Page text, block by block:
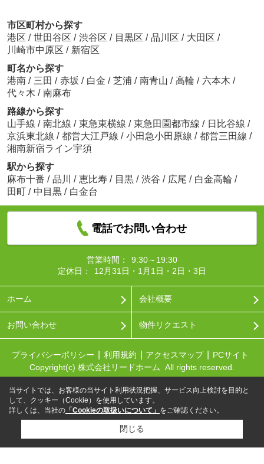
市区町村から探す
港区 / 世田谷区 / 渋谷区 / 目黒区 / 品川区 / 大田区 /
川崎市中原区 / 新宿区
町名から探す
港南 / 三田 / 赤坂 / 白金 / 芝浦 / 南青山 / 高輪 / 六本木 /
代々木 / 南麻布
路線から探す
山手線 / 南北線 / 東急東横線 / 東急田園都市線 / 日比谷線 /
京浜東北線 / 都営大江戸線 / 小田急小田原線 / 都営三田線 /
湘南新宿ライン宇須
駅から探す
麻布十番 / 品川 / 恵比寿 / 目黒 / 渋谷 / 広尾 / 白金高輪 /
田町 / 中目黒 / 白金台
電話でお問い合わせ
営業時間：
9:30～19:30
定休日：
12月31日・1月1日・2日・3日
ホーム 会社概要
お問い合わせ 物件リクエスト
プライバシーポリシー 利用規約 アクセスマップ
PCサイト
Copyright(c) 株式会社リードホーム All rights reserved.
当サイトでは、お客様の当サイト利用状況把握、サービス向上検討を目的と
して、クッキー（Cookie）を使用しています。
詳しくは、当社の 「Cookieの取扱いについて」 をご確認ください。
閉じる